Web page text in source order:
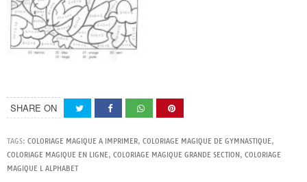
SHARE ON
TAGS: COLORIAGE MAGIQUE A IMPRIMER, COLORIAGE MAGIQUE DE GYMNASTIQUE,
COLORIAGE MAGIQUE EN LIGNE, COLORIAGE MAGIQUE GRANDE SECTION, COLORIAGE
MAGIQUE L ALPHABET